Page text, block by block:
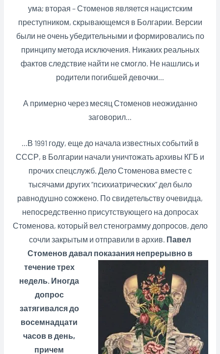
ума; вторая – Стоменов является нацистским
преступником, скрывающемся в Болгарии. Версии
были не очень убедительными и формировались по
принципу метода исключения. Никаких реальных
фактов следствие найти не смогло. Не нашлись и
родители погибшей девочки…
А примерно через месяц Стоменов неожиданно
заговорил…
…В 1991 году, еще до начала известных событий в
СССР, в Болгарии начали уничтожать архивы КГБ и
прочих спецслужб. Дело Стоменова вместе с
тысячами других “психиатрических” дел было
равнодушно сожжено. По свидетельству очевидца,
непосредственно присутствующего на допросах
Стоменова, который вел стенограмму допросов, дело
сочли закрытым и отправили в архив. Павел
Стоменов давал показания непрерывно в
течение трех
недель. Иногда
допрос
затягивался до
восемнадцати
часов в день,
причем